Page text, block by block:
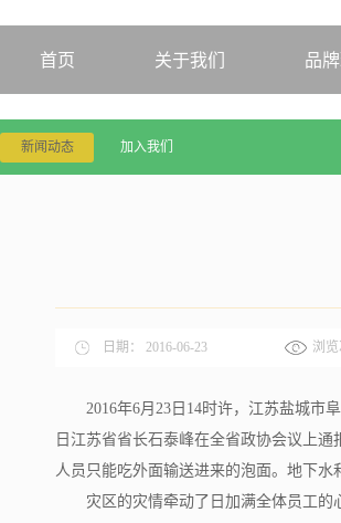
首页 关于我们 品
新闻动态 加入我们
日期： 2016-06-23 浏
2016年6月23日14时许，江苏盐城市
日江苏省省长石泰峰在全省政协会议上
人员只能吃外面输送进来的泡面。地下
灾区的灾情牵动了日加满全体员工的